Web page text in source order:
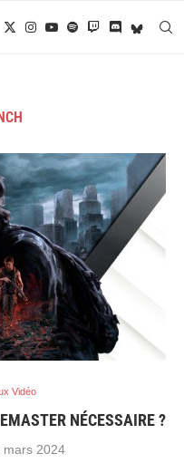
Vidéo
NÉCESSAIRE ?
mars 2024